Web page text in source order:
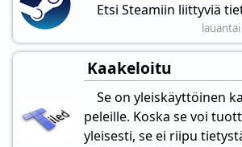
Etsi Steamiin liittyviä
Kaakeloitu
Se on yleiskäyttöinen
peleille. Koska se voi
yleisesti, se ei riipu